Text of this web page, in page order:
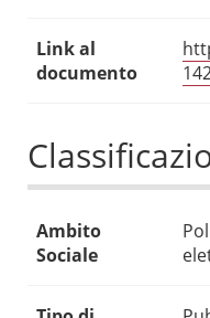
Link al
documento
Ambito
Sociale